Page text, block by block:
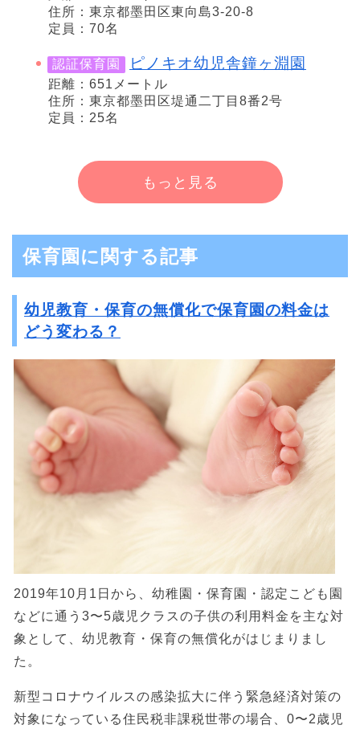
住所：東京都墨田区東向島3-20-8
定員：70名
認証保育園 ピノキオ幼児舎鐘ヶ淵園
距離：651メートル
住所：東京都墨田区堤通二丁目8番2号
定員：25名
もっと見る
保育園に関する記事
幼児教育・保育の無償化で保育園の料金は
どう変わる？
2019年10月1日から、幼稚園・保育園・認定こども園
などに通う3〜5歳児クラスの子供の利用料金を主な対
象として、幼児教育・保育の無償化がはじまりまし
た。
新型コロナウイルスの感染拡大に伴う緊急経済対策の
対象になっている住民税非課税世帯の場合、0〜2歳児